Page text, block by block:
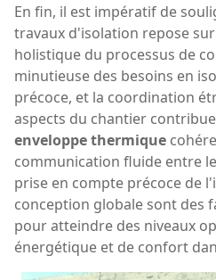
En fin, il est impératif de
travaux d'isolation repose
holistique du processus de
minutieuse des besoins en
précoce, et la coordination
aspects du chantier
enveloppe thermique
communication fluide entre
prise en compte précoce de
conception globale sont des
pour atteindre des niveaux
énergétique et de confort